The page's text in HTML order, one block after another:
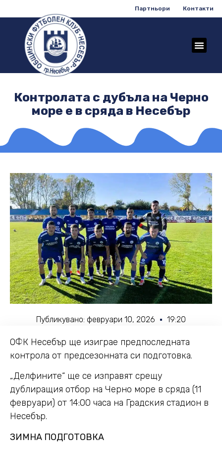
Партньори Контакти
Контролата с дубъла на Черно
море е в сряда в Несебър
Публикувано: февруари 10, 2026 19:20
ОФК Несебър ще изиграе предпоследната
контрола от предсезонната си подготовка.
„Делфините“ ще се изправят срещу
дублиращия отбор на Черно море в сряда (11
февруари) от 14:00 часа на Градския стадион в
Несебър.
ЗИМНА ПОДГОТОВКА